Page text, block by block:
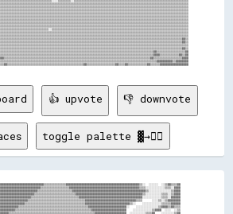
👍 upvote 👎 downvote
toggle palette ▓→✊🏽
░░░░░░  ░░▒▒▓▓▒▒▒▒▓▓
░░░░▒▒░░▒▒▓▓▓▓▓▓▓▓
░░░░░░░░░░░░▒▒▒▒▒▒▓▓▓▓▓▓
░░░░░░░░░░░░░░▒▒▓▓▓▓▒▒▓▓▒▒▒▒
░░░░░░░░░░░░▒▒▓▓▓▓  ░░░░  ░░▒▒